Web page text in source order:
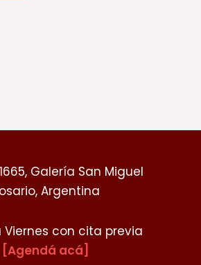
Galería San Miguel
Argentina
Viernes con cita previa
[Agendá acá]